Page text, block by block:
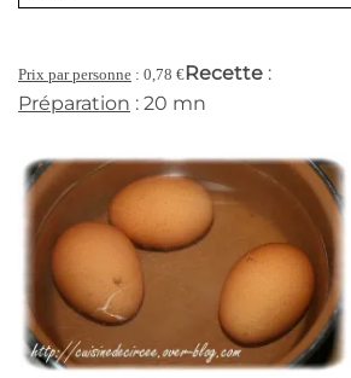
Prix par personne : 0,78 €Recette :
Préparation : 20 mn